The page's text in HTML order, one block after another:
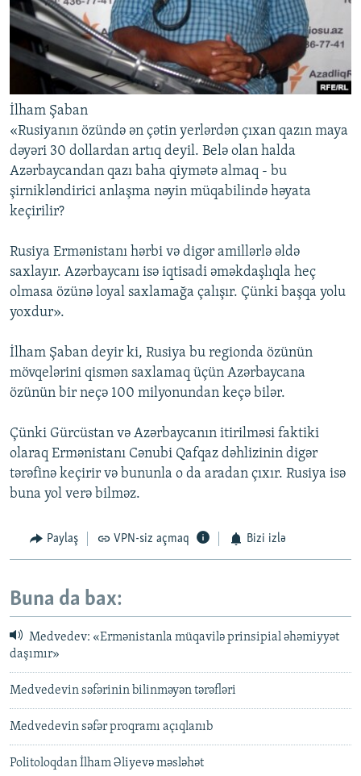
İlham Şaban
«Rusiyanın özündə ən çətin yerlərdən çıxan qazın maya
dəyəri 30 dollardan artıq deyil. Belə olan halda
Azərbaycandan qazı baha qiymətə almaq - bu
şirnikləndirici anlaşma nəyin müqabilində həyata
keçirilir?
Rusiya Ermənistanı hərbi və digər amillərlə əldə
saxlayır. Azərbaycanı isə iqtisadi əməkdaşlıqla heç
olmasa özünə loyal saxlamağa çalışır. Çünki başqa yolu
yoxdur».
İlham Şaban deyir ki, Rusiya bu regionda özünün
mövqelərini qismən saxlamaq üçün Azərbaycana
özünün bir neçə 100 milyonundan keçə bilər.
Çünki Gürcüstan və Azərbaycanın itirilməsi faktiki
olaraq Ermənistanı Cənubi Qafqaz dəhlizinin digər
tərəfinə keçirir və bununla o da aradan çıxır. Rusiya isə
buna yol verə bilməz.
Paylaş VPN-siz açmaq Bizi izlə
Buna da bax:
Medvedev: «Ermənistanla müqavilə prinsipial əhəmiyyət
daşımır»
Medvedevin səfərinin bilinməyən tərəfləri
Medvedevin səfər proqramı açıqlanıb
Politoloqdan İlham Əliyevə məsləhət